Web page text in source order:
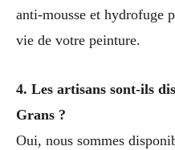
anti-mousse et hydrofuge
vie de votre peinture.
4. Les artisans sont-ils
Grans ?
Oui, nous sommes